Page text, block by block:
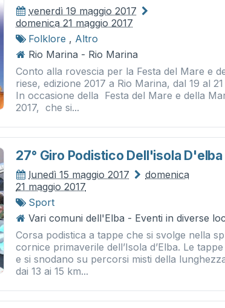
venerdì 19 maggio 2017
domenica 21 maggio 2017
Folklore , Altro
Rio Marina - Rio Marina
Conto alla rovescia per la Festa del Mare e
riese, edizione 2017 a Rio Marina, dal 19 al
In occasione della Festa del Mare e della
2017, che si...
27° Giro Podistico Dell'isola D'elba
lunedì 15 maggio 2017
domenica
21 maggio 2017
Sport
Vari comuni dell'Elba - Eventi in diverse
Corsa podistica a tappe che si svolge nella
cornice primaverile dell’Isola d’Elba. Le
e si snodano su percorsi misti della
dai 13 ai 15 km...